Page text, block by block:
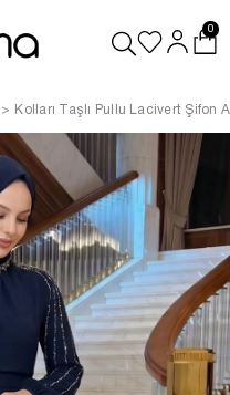
0
Kolları Taşlı Pullu Lacivert Şifon